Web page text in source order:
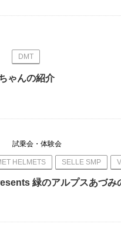
DMT
ゃんの紹介
試乗会・体験会
HELMETS SELLE SMP
緑のアルプスあづみ